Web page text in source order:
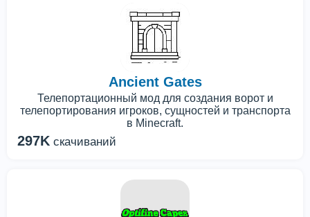
Ancient Gates
Телепортационный мод для создания ворот и
телепортирования игроков, сущностей и транспорта
в Minecraft.
297K скачиваний